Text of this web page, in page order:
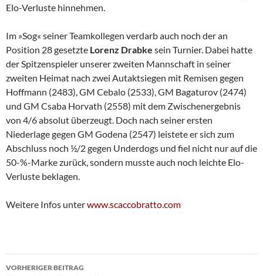
Elo-Verluste hinnehmen.
Im »Sog« seiner Teamkollegen verdarb auch noch der an
Position 28 gesetzte Lorenz Drabke sein Turnier. Dabei hatte
der Spitzenspieler unserer zweiten Mannschaft in seiner
zweiten Heimat nach zwei Autaktsiegen mit Remisen gegen
Hoffmann (2483), GM Cebalo (2533), GM Bagaturov (2474)
und GM Csaba Horvath (2558) mit dem Zwischenergebnis
von 4/6 absolut überzeugt. Doch nach seiner ersten
Niederlage gegen GM Godena (2547) leistete er sich zum
Abschluss noch ½/2 gegen Underdogs und fiel nicht nur auf die
50-%-Marke zurück, sondern musste auch noch leichte Elo-
Verluste beklagen.
Weitere Infos unterwww.scaccobratto.com
Beitragsnavigation
VORHERIGER BEITRAG